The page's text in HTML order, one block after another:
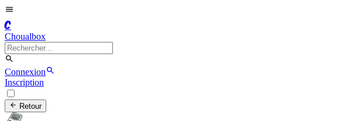
C
Choualbox
Connexion
Inscription
Retour